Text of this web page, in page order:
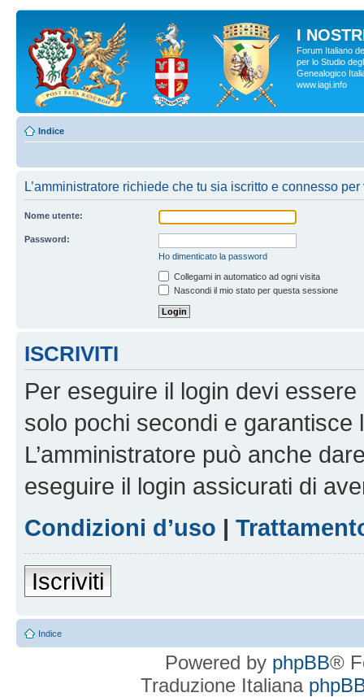
I
Forum Italiano
per lo Studio
Genealogico
www.iagi.info
Indice
L’amministratore richiede che tu sia iscritto e connesso
Nome utente:
Password:
Ho dimenticato la password
Collegami in automatico ad ogni visita
Nascondi il mio stato per questa sessione
ISCRIVITI
Per eseguire il login devi
solo pochi secondi e garantisce
L’amministratore può anche
eseguire il login assicurati di
Condizioni d’uso |
Iscriviti
Indice
Powered by phpBB®
Traduzione Italiana